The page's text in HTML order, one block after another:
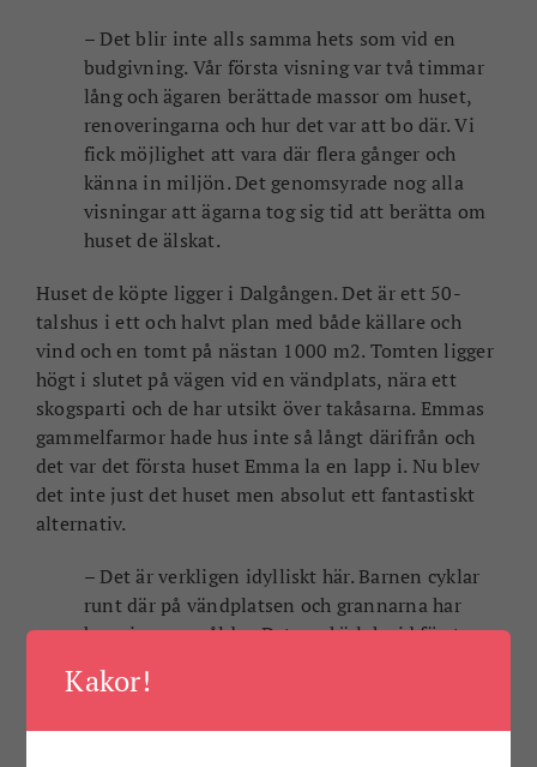
– Det blir inte alls samma hets som vid en
budgivning. Vår första visning var två timmar
lång och ägaren berättade massor om huset,
renoveringarna och hur det var att bo där. Vi
fick möjlighet att vara där flera gånger och
känna in miljön. Det genomsyrade nog alla
visningar att ägarna tog sig tid att berätta om
huset de älskat.
Huset de köpte ligger i Dalgången. Det är ett 50-
talshus i ett och halvt plan med både källare och
vind och en tomt på nästan 1000 m2. Tomten ligger
högt i slutet på vägen vid en vändplats, nära ett
skogsparti och de har utsikt över takåsarna. Emmas
gammelfarmor hade hus inte så långt därifrån och
det var det första huset Emma la en lapp i. Nu blev
det inte just det huset men absolut ett fantastiskt
alternativ.
– Det är verkligen idylliskt här. Barnen cyklar
runt där på vändplatsen och grannarna har
barn i samma ålder. Det var kärlek vid första
bodde trångt i lägenheten i Stockholm. Det är i
Kakor!